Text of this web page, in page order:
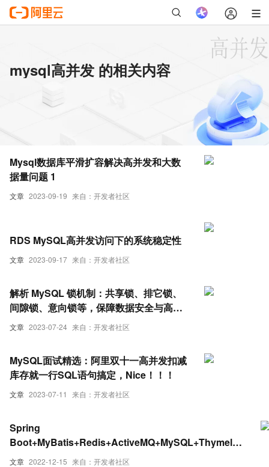
mysql高并发 的相关内容
文章 2023-09-19 来自：开发者社区
Mysql数据库平滑扩容解决高并发和大数
据量问题 1
文章 2023-09-17 来自：开发者社区
RDS MySQL高并发访问下的系统稳定性
文章 2023-07-24 来自：开发者社区
解析 MySQL 锁机制：共享锁、排它锁、
间隙锁、意向锁等，保障数据安全与高并
发的秘密武器
文章 2023-07-11 来自：开发者社区
MySQL面试精选：阿里双十一高并发扣减
库存就一行SQL语句搞定，Nice！！！
文章 2022-12-15 来自：开发者社区
Spring
Boot+MyBatis+Redis+ActiveMQ+MySQL+Thymeleaf
实现简单的高并发点赞功能（下）